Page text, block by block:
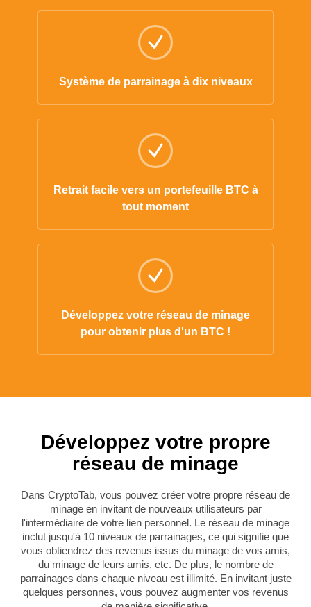
Système de parrainage à dix niveaux
Retrait facile vers un portefeuille BTC à
tout moment
Développez votre réseau de minage
pour obtenir plus d'un BTC !
Développez votre propre
réseau de minage
Dans CryptoTab, vous pouvez créer votre propre réseau de
minage en invitant de nouveaux utilisateurs par
l'intermédiaire de votre lien personnel. Le réseau de minage
inclut jusqu'à 10 niveaux de parrainages, ce qui signifie que
vous obtiendrez des revenus issus du minage de vos amis,
du minage de leurs amis, etc. De plus, le nombre de
parrainages dans chaque niveau est illimité. En invitant juste
quelques personnes, vous pouvez augmenter vos revenus